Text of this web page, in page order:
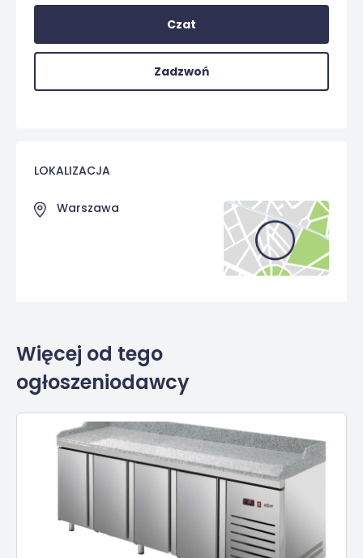
Czat
Zadzwoń
LOKALIZACJA
Warszawa
Więcej od tego
ogłoszeniodawcy